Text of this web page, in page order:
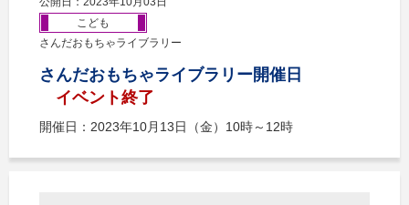
こども
さんだおもちゃライブラリー
さんだおもちゃライブラリー開催日
イベント終了
開催日：2023年10月13日（金）10時～12時